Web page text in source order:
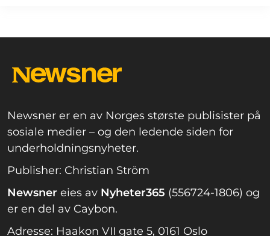
Newsner er en av Norges største publisister på
sosiale medier – og den ledende siden for
underholdningsnyheter.
Publisher: Christian Ström
Newsner eies av Nyheter365 (556724-1806) og
er en del av Caybon.
Adresse: Haakon VII gate 5, 0161 Oslo